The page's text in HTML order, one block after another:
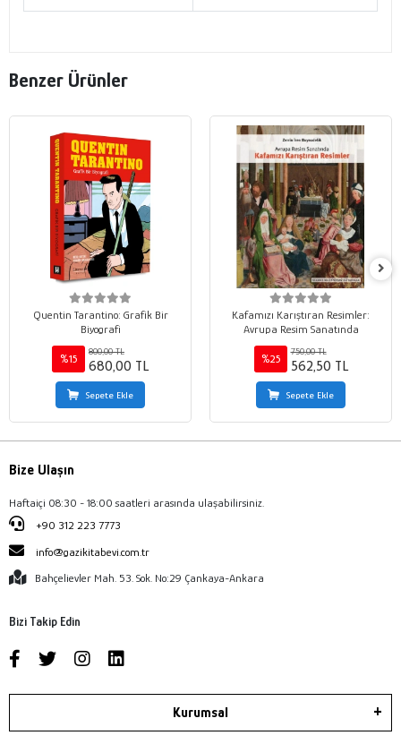
Benzer Ürünler
Quentin Tarantino: Grafik Bir
Biyografi
%15
800,00 TL
680,00 TL
Sepete Ekle
Kafamızı Karıştıran Resimler:
Avrupa Resim Sanatında
%25
750,00 TL
562,50 TL
Sepete Ekle
Bize Ulaşın
Haftaiçi 08:30 - 18:00 saatleri arasında ulaşabilirsiniz.
+90 312 223 7773
info@gazikitabevi.com.tr
Bahçelievler Mah. 53. Sok. No:29 Çankaya-Ankara
Bizi Takip Edin
Kurumsal